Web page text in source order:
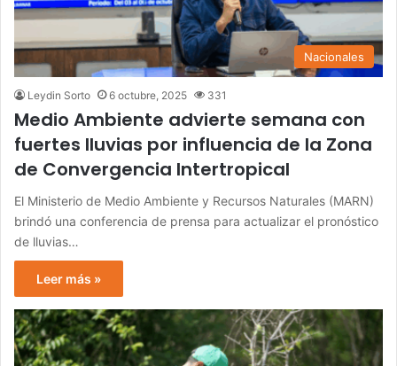
Nacionales
Leydin Sorto 6 octubre, 2025 331
Medio Ambiente advierte semana con
fuertes lluvias por influencia de la Zona
de Convergencia Intertropical
El Ministerio de Medio Ambiente y Recursos Naturales (MARN)
brindó una conferencia de prensa para actualizar el pronóstico
de lluvias…
Leer más »